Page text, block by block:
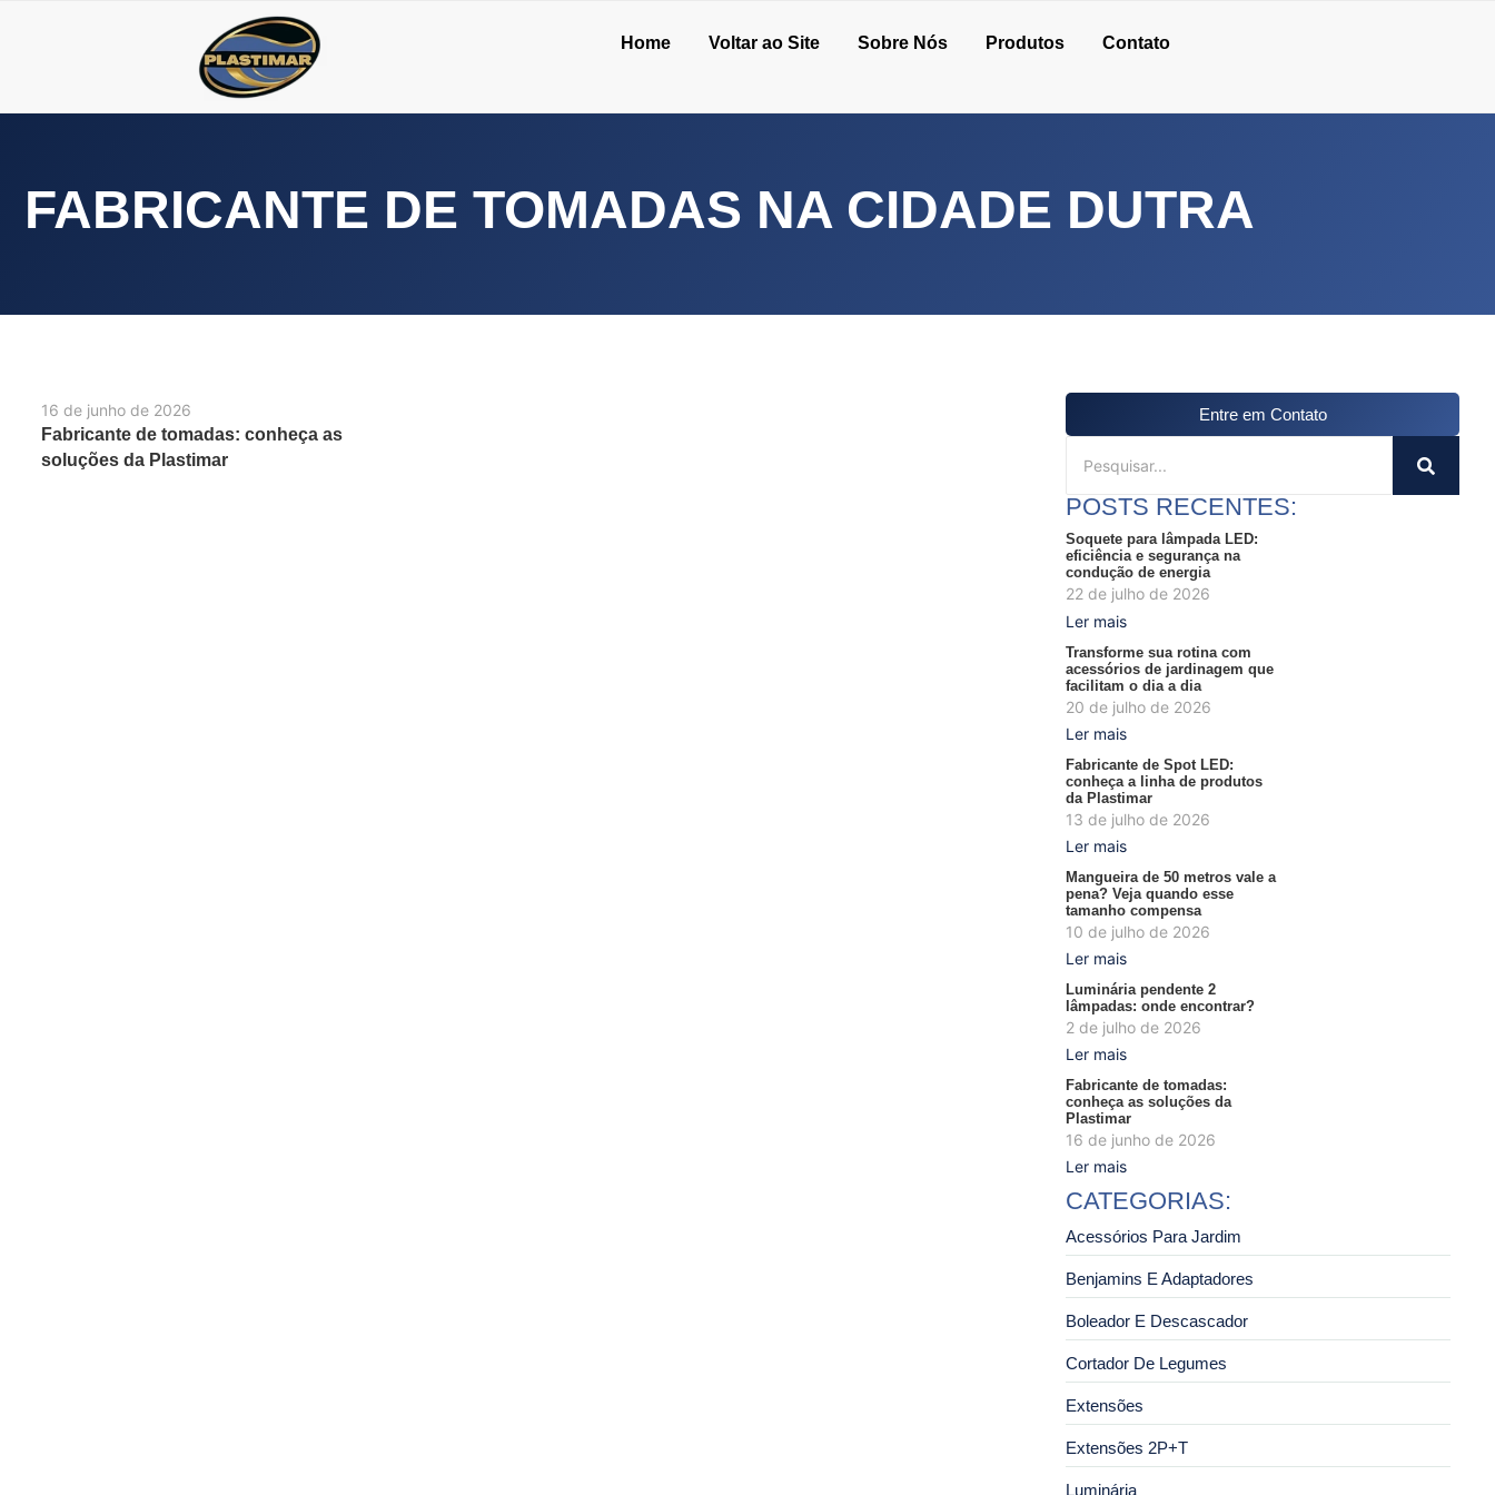
Home Voltar ao Site Sobre Nós Produtos Contato
FABRICANTE DE TOMADAS NA CIDADE DUTRA
16 de junho de 2026
Fabricante de tomadas: conheça as
soluções da Plastimar
Entre em Contato
POSTS RECENTES:
Soquete para lâmpada LED:
eficiência e segurança na
condução de energia
22 de julho de 2026
Ler mais
Transforme sua rotina com
acessórios de jardinagem que
facilitam o dia a dia
20 de julho de 2026
Ler mais
Fabricante de Spot LED:
conheça a linha de produtos
da Plastimar
13 de julho de 2026
Ler mais
Mangueira de 50 metros vale a
pena? Veja quando esse
tamanho compensa
10 de julho de 2026
Ler mais
Luminária pendente 2
lâmpadas: onde encontrar?
2 de julho de 2026
Ler mais
Fabricante de tomadas:
conheça as soluções da
Plastimar
16 de junho de 2026
Ler mais
CATEGORIAS:
Acessórios Para Jardim
Benjamins E Adaptadores
Boleador E Descascador
Cortador De Legumes
Extensões
Extensões 2P+T
Luminária